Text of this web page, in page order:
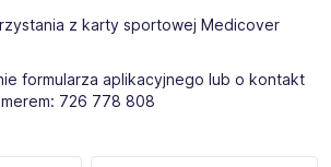
z karty sportowej Medicover
formularza aplikacyjnego lub o kontakt
726 778 808